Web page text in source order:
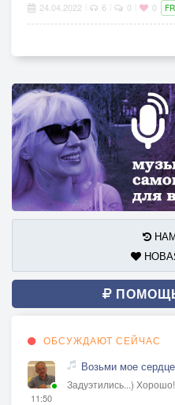
24.04.2022 6 0 0
НАМ
ОБСУЖДАЮТ СЕЙЧАС
11:50
Возьми мое сердце
Задуэтились...)